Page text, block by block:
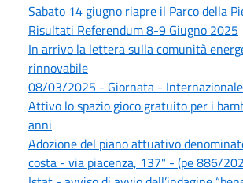
Sabato 14 giugno riapre il Parco della
Risultati Referendum 8-9 Giugno 2025
In arrivo la lettera sulla comunità
rinnovabile
08/03/2025 - Giornata -
Attivo lo spazio gioco gratuito per i
anni
Adozione del piano attuativo
costa - via piacenza, 137" - (pe 886/